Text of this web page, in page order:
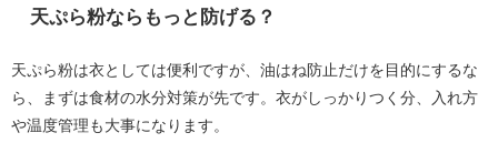
天ぷら粉ならもっと防げる？
天ぷら粉は衣としては便利ですが、油はね防止だけを目的にするな
ら、まずは食材の水分対策が先です。衣がしっかりつく分、入れ方
や温度管理も大事になります。